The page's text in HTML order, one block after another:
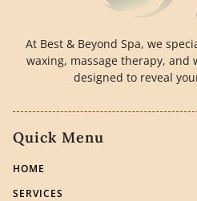
At Best & Beyond Spa, we
waxing, massage therapy,
designed to reveal
Quick Menu
HOME
SERVICES